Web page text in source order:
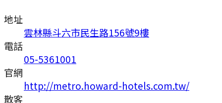
地址
雲林縣斗六市民生路156號9樓
電話
05-5361001
官網
http://metro.howard-hotels.com.tw/
散客